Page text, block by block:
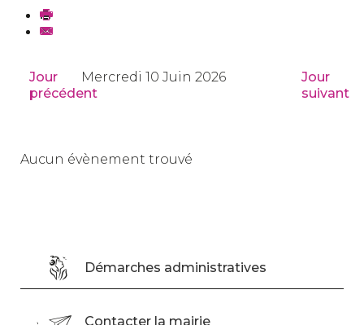
Jour
précédent
Mercredi 10 Juin 2026
Jour
suivant
Aucun évènement trouvé
Démarches administratives
Contacter la mairie